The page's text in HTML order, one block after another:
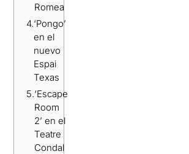
Romea
4.‘Pongo’
en el
nuevo
Espai
Texas
5.‘Escape
Room
2’ en el
Teatre
Condal